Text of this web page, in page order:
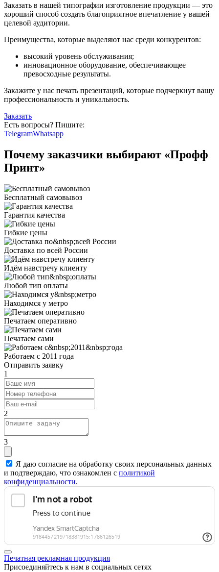
Заказать в нашей типографии изготовление продукции — это
хороший способ создать благоприятное впечатление у вашей
целевой аудитории.
Преимущества, которые выделяют нас среди конкурентов:
высокий уровень обслуживания;
инновационное оборудование, обеспечивающее
превосходные результаты.
Закажите у нас печать презентаций, которые подчеркнут вашу
профессиональность и уникальность.
Заказать
Есть вопросы? Пишите:
TelegramWhatsapp
Почему заказчики выбирают «Профф
Принт»
Бесплатный самовывоз
Гарантия качества
Гибкие цены
Доставка по всей России
Идём навстречу клиенту
Любой тип оплаты
Находимся у метро
Печатаем оперативно
Печатаем сами
Работаем с 2011 года
Отправить заявку
1
2
3
Я даю согласие на обработку своих персональных данных
и подтверждаю, что ознакомлен с политикой
конфиденциальности.
Печатная рекламная продукция
Присоединяйтесь к нам в социальных сетях